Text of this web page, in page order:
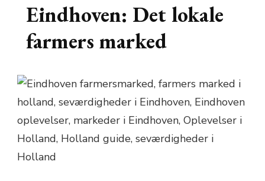
Eindhoven: Det lokale
farmers marked